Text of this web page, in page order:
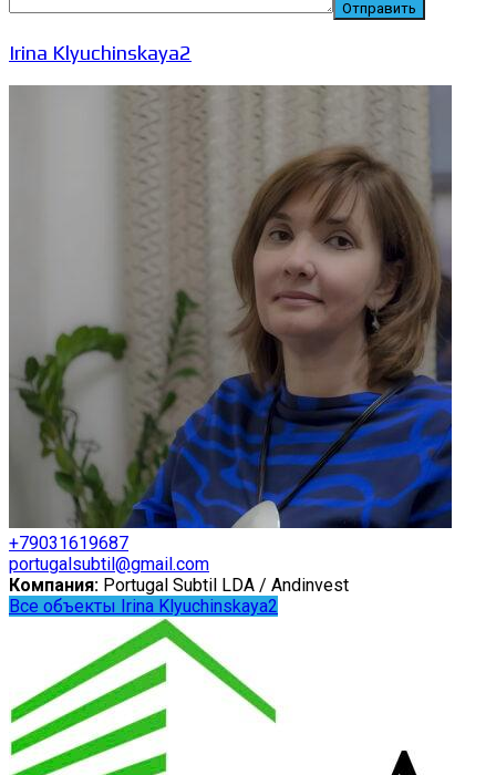
Irina Klyuchinskaya2
+79031619687
portugalsubtil@gmail.com
Компания: Portugal Subtil LDA / Andinvest
Все объекты Irina Klyuchinskaya2